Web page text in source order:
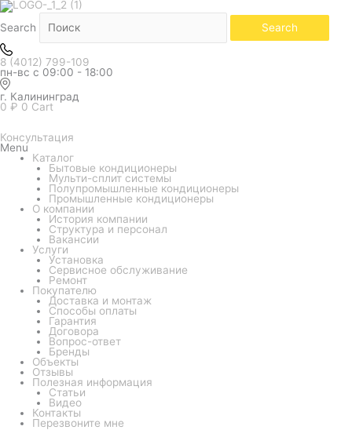
Search Search
8 (4012) 799-109
пн-вс с 09:00 - 18:00
г. Калининград
0 ₽ 0 Cart
Консультация
Menu
Каталог
Бытовые кондиционеры
Мульти-сплит системы
Полупромышленные кондиционеры
Промышленные кондиционеры
О компании
История компании
Структура и персонал
Вакансии
Услуги
Установка
Сервисное обслуживание
Ремонт
Покупателю
Доставка и монтаж
Способы оплаты
Гарантия
Договора
Вопрос-ответ
Бренды
Объекты
Отзывы
Полезная информация
Статьи
Видео
Контакты
Перезвоните мне
Белый
Количество
товара
Кондиционер
Midea
серия
Paramount
inverter
MSAG1-
24N8D0-
I